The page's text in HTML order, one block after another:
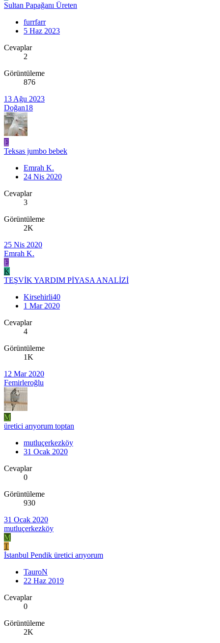
Sultan Papağanı Üreten
furrfarr
5 Haz 2023
Cevaplar
2
Görüntüleme
876
13 Ağu 2023
Doğan18
E
Teksas jumbo bebek
Emrah K.
24 Nis 2020
Cevaplar
3
Görüntüleme
2K
25 Nis 2020
Emrah K.
E
K
TEŞVİK YARDIM PİYASA ANALİZİ
Kirsehirli40
1 Mar 2020
Cevaplar
4
Görüntüleme
1K
12 Mar 2020
Femirleroğlu
M
üretici arıyorum toptan
mutluçerkezköy
31 Ocak 2020
Cevaplar
0
Görüntüleme
930
31 Ocak 2020
mutluçerkezköy
M
T
İstanbul Pendik üretici arıyorum
TauroN
22 Haz 2019
Cevaplar
0
Görüntüleme
2K